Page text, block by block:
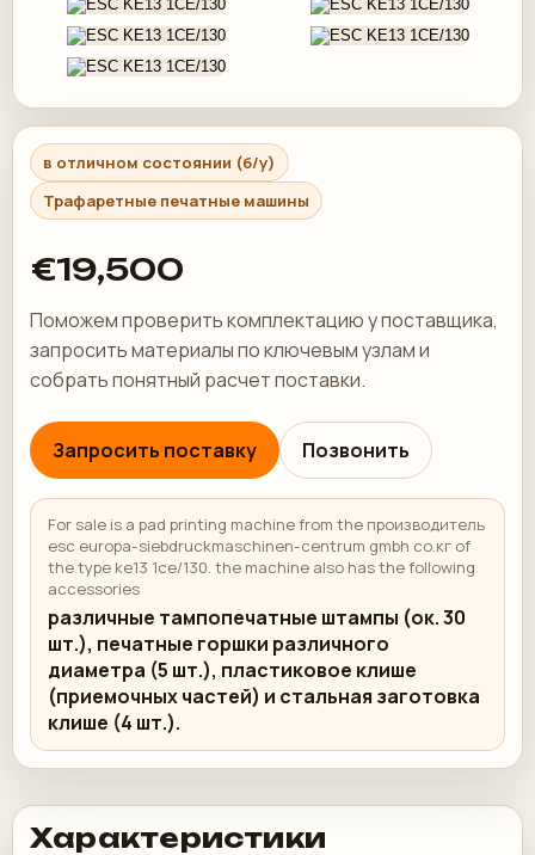
в отличном состоянии (б/у)
Трафаретные печатные машины
€19,500
Поможем проверить комплектацию у поставщика,
запросить материалы по ключевым узлам и
собрать понятный расчет поставки.
Запросить поставку Позвонить
For sale is a pad printing machine from the производитель
esc europa-siebdruckmaschinen-centrum gmbh co.кг of
the type ke13 1ce/130. the machine also has the following
accessories
различные тампопечатные штампы (ок. 30
шт.), печатные горшки различного
диаметра (5 шт.), пластиковое клише
(приемочных частей) и стальная заготовка
клише (4 шт.).
Характеристики